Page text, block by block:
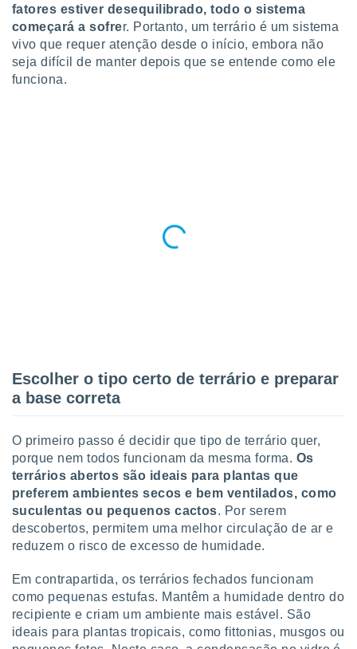
qualquer
em “
na
criar
medir
da
medir o
dos
os
de
de dados
e melhorar
dados
fatores estiver desequilibrado, todo o sistema
começará a sofrer. Portanto, um terrário é um sistema
vivo que requer atenção desde o início, embora não
seja difícil de manter depois que se entende como ele
funciona.
Escolher o tipo certo de terrário e preparar
a base correta
O primeiro passo é decidir que tipo de terrário quer,
porque nem todos funcionam da mesma forma. Os
terrários abertos são ideais para plantas que
preferem ambientes secos e bem ventilados, como
suculentas ou pequenos cactos. Por serem
descobertos, permitem uma melhor circulação de ar e
reduzem o risco de excesso de humidade.
Em contrapartida, os terrários fechados funcionam
como pequenas estufas. Mantêm a humidade dentro do
recipiente e criam um ambiente mais estável. São
ideais para plantas tropicais, como fittonias, musgos ou